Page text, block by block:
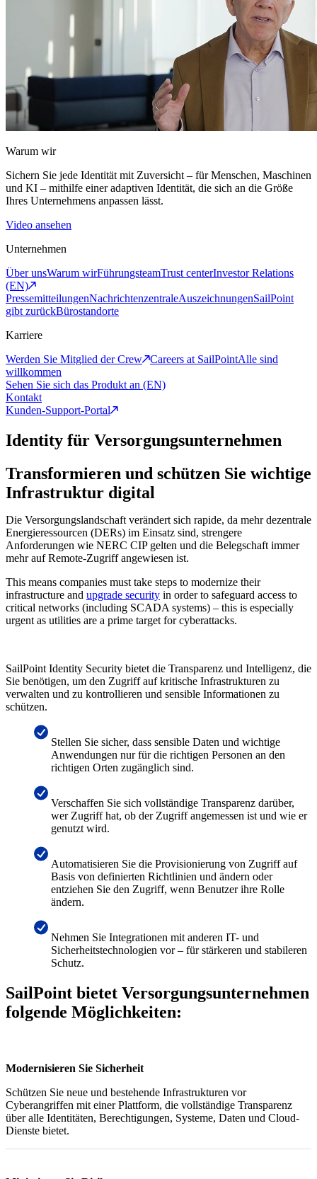
Warum wir
Sichern Sie jede Identität mit Zuversicht – für Menschen, Maschinen
und KI – mithilfe einer adaptiven Identität, die sich an die Größe
Ihres Unternehmens anpassen lässt.
Video ansehen
Unternehmen
Über unsWarum wirFührungsteamTrust centerInvestor Relations
(EN)
PressemitteilungenNachrichtenzentraleAuszeichnungenSailPoint
gibt zurückBürostandorte
Karriere
Werden Sie Mitglied der Crew
Careers at SailPointAlle sind
willkommen
Sehen Sie sich das Produkt an (EN)
Kontakt
Kunden-Support-Portal
Identity für Versorgungsunternehmen
Transformieren und schützen Sie wichtige
Infrastruktur digital
Die Versorgungslandschaft verändert sich rapide, da mehr dezentrale
Energieressourcen (DERs) im Einsatz sind, strengere
Anforderungen wie NERC CIP gelten und die Belegschaft immer
mehr auf Remote-Zugriff angewiesen ist.
This means companies must take steps to modernize their
infrastructure and upgrade security in order to safeguard access to
critical networks (including SCADA systems) – this is especially
urgent as utilities are a prime target for cyberattacks.
SailPoint Identity Security bietet die Transparenz und Intelligenz, die
Sie benötigen, um den Zugriff auf kritische Infrastrukturen zu
verwalten und zu kontrollieren und sensible Informationen zu
schützen.
Stellen Sie sicher, dass sensible Daten und wichtige
Anwendungen nur für die richtigen Personen an den
richtigen Orten zugänglich sind.
Verschaffen Sie sich vollständige Transparenz darüber,
wer Zugriff hat, ob der Zugriff angemessen ist und wie er
genutzt wird.
Automatisieren Sie die Provisionierung von Zugriff auf
Basis von definierten Richtlinien und ändern oder
entziehen Sie den Zugriff, wenn Benutzer ihre Rolle
ändern.
Nehmen Sie Integrationen mit anderen IT- und
Sicherheitstechnologien vor – für stärkeren und stabileren
Schutz.
SailPoint bietet Versorgungsunternehmen
folgende Möglichkeiten:
Modernisieren Sie Sicherheit
Schützen Sie neue und bestehende Infrastrukturen vor
Cyberangriffen mit einer Plattform, die vollständige Transparenz
über alle Identitäten, Berechtigungen, Systeme, Daten und Cloud-
Dienste bietet.